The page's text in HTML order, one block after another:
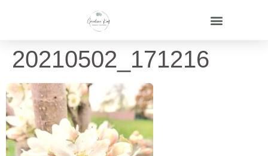
20210502_171216